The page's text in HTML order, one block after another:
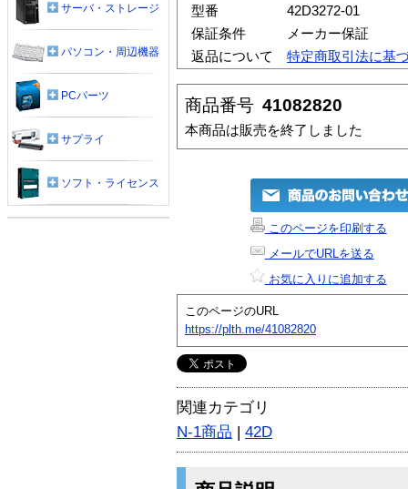
型番
42D3272-01
保証条件
メーカー保証
返品について
特定商取引法に基
商品番号 41082820
本商品は販売を終了しました
このページを印刷する
メールでURLを送る
お気に入りに追加する
このページのURL
https://plth.me/41082820
関連カテゴリ
N-1商品 | 42D
サーバ・ストレージ
パソコン・周辺機器
PCパーツ
サプライ
ソフト・ライセンス